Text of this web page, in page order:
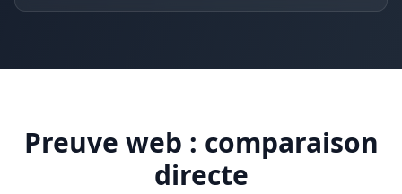
Preuve web : comparaison
directe